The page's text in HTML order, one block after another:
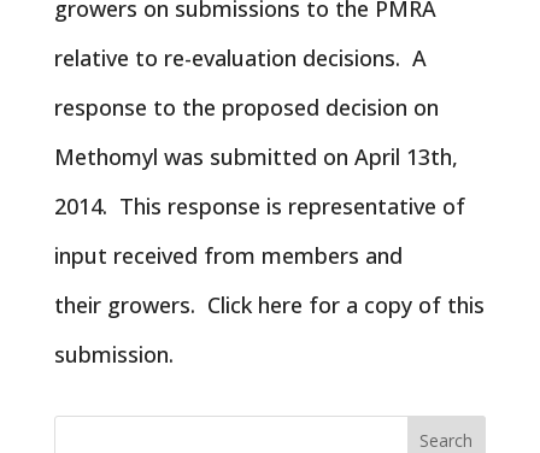
growers on submissions to the PMRA
relative to re-evaluation decisions. A
response to the proposed decision on
Methomyl was submitted on April 13th,
2014. This response is representative of
input received from members and
their growers. Click here for a copy of this
submission.
Search